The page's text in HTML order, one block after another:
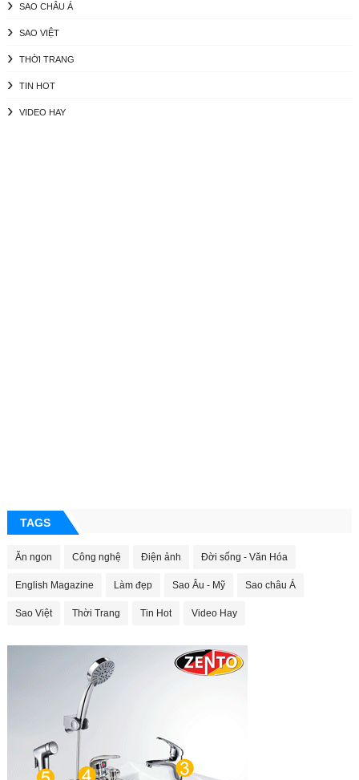
SAO CHÂU Á
SAO VIỆT
THỜI TRANG
TIN HOT
VIDEO HAY
TAGS
Ăn ngon Công nghệ Điện ảnh Đời sống - Văn Hóa
English Magazine Làm đẹp Sao Âu - Mỹ Sao châu Á
Sao Việt Thời Trang Tin Hot Video Hay